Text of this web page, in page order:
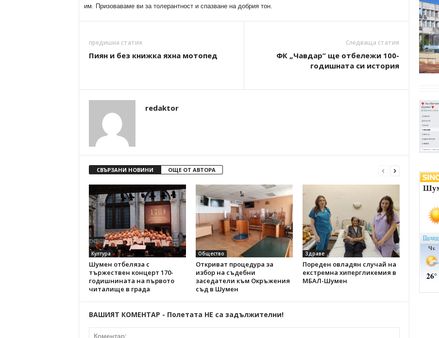
им. Призоваваме ви за толерантност и спазване на добрия тон.
предишна статия
Пиян и без книжка яхна мотопед
Следваща статия
ФК „Чавдар“ ще отбележи 100-
годишната си история
redaktor
СВЪРЗАНИ НОВИНИ ОЩЕ ОТ АВТОРА
Култура
Шумен отбеляза с
тържествен концерт 170-
годишнината на първото
читалище в града
Общество
Откриват процедура за
избор на съдебни
заседатели към Окръжения
съд в Шумен
Здраве
Пореден овладян случай на
екстремна хипергликемия в
МБАЛ-Шумен
ВАШИЯТ КОМЕНТАР - Полетата НЕ са задължителни!